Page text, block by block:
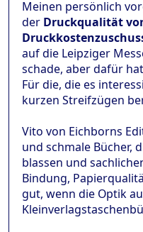
Meinen persönlich
der Druckqualität
auf die Leipziger
schade, aber dafür
Für die, die es
kurzen Streifzügen
Vito von Eichborns
und schmale Bücher,
blassen und
Bindung,
gut, wenn die Optik